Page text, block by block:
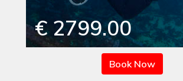
€ 2799.00
Book Now